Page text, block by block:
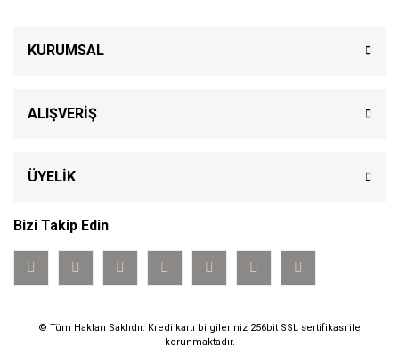
KURUMSAL
ALIŞVERİŞ
ÜYELİK
Bizi Takip Edin
© Tüm Hakları Saklıdır. Kredi kartı bilgileriniz 256bit SSL sertifikası ile
korunmaktadır.